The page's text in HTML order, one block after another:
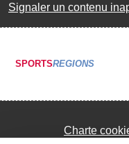
Signaler un contenu
SPORTSREGIONS
Charte